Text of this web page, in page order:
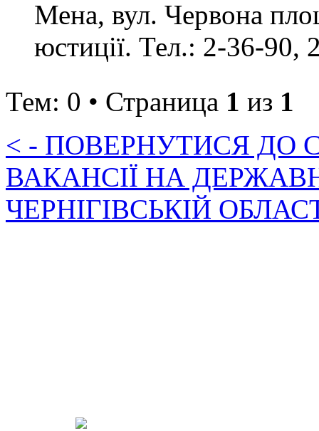
Мена, вул. Червона
юстиції. Тел.: 2-36-90,
Тем: 0 • Страница 1 из 1
< - ПОВЕРНУТИСЯ ДО
ВАКАНСІЇ НА
ЧЕРНІГІВСЬКІЙ